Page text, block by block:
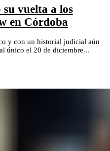
vuelta a los
en Córdoba
y con un historial judicial aún
único el 20 de diciembre...